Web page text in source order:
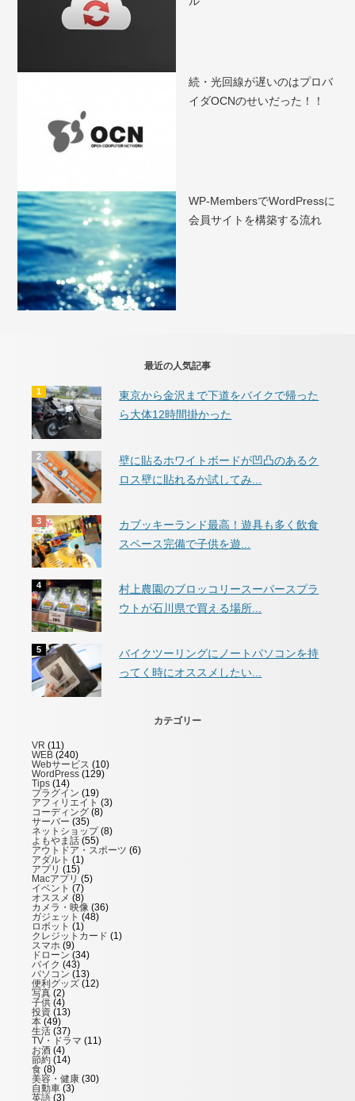
続・光回線が遅いのはプロバ
イダOCNのせいだった！！
WP-MembersでWordPressに
会員サイトを構築する流れ
最近の人気記事
東京から金沢まで下道をバイクで帰った
ら大体12時間掛かった
壁に貼るホワイトボードが凹凸のあるク
ロス壁に貼れるか試してみ...
カブッキーランド最高！遊具も多く飲食
スペース完備で子供を遊...
村上農園のブロッコリースーパースプラ
ウトが石川県で買える場所...
バイクツーリングにノートパソコンを持
ってく時にオススメしたい...
カテゴリー
VR (11)
WEB (240)
Webサービス (10)
WordPress (129)
Tips (14)
プラグイン (19)
アフィリエイト (3)
コーディング (8)
サーバー (35)
ネットショップ(8)
よもやま話 (55)
アウトドア・スポーツ (6)
アダルト (1)
アプリ (15)
Macアプリ (5)
イベント (7)
オススメ (8)
カメラ・映像 (36)
ガジェット (48)
ロボット (1)
クレジットカード (1)
スマホ (9)
ドローン (34)
バイク (43)
パソコン (13)
便利グッズ (12)
写真 (2)
子供 (4)
投資 (13)
本 (49)
生活 (37)
TV・ドラマ (11)
お酒 (4)
節約 (14)
食 (8)
美容・健康 (30)
自動車 (3)
英語 (3)